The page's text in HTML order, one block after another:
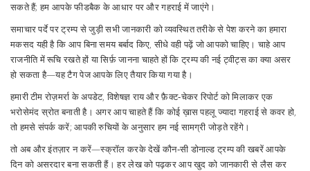
सकते हैं; हम आपके फीडबैक के आधार पर और गहराई में जाएंगे।
समाचार पर्दे पर ट्रम्प से जुड़ी सभी जानकारी को व्यवस्थित तरीके से पेश करने का हमारा
मकसद यही है कि आप बिना समय बर्बाद किए, सीधे वही पढ़ें जो आपको चाहिए। चाहे आप
राजनीति में रूचि रखते हों या सिर्फ़ जानना चाहते हों कि ट्रम्प की नई ट्वीट्स का क्या असर
हो सकता है—यह टैग पेज आपके लिए तैयार किया गया है।
हमारी टीम रोज़मर्रा के अपडेट, विशेषज्ञ राय और फ़ैक्ट‑चेकर रिपोर्ट को मिलाकर एक
भरोसेमंद स्रोत बनाती है। अगर आप चाहते हैं कि कोई ख़ास पहलू ज्यादा गहराई से कवर हो,
तो हमसे संपर्क करें; आपकी रुचियों के अनुसार हम नई सामग्री जोड़ते रहेंगे।
तो अब और इंतज़ार न करें—स्क्रॉल करके देखें कौन‑सी डोनाल्ड ट्रम्प की खबरें आपके
दिन को असरदार बना सकती हैं। हर लेख को पढ़कर आप खुद को जानकारी से लैस कर